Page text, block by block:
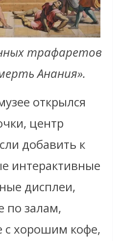
трафаретов
Анания».
открылся
центр
добавить к
интерактивные
дисплеи,
по залам,
с хорошим кофе,